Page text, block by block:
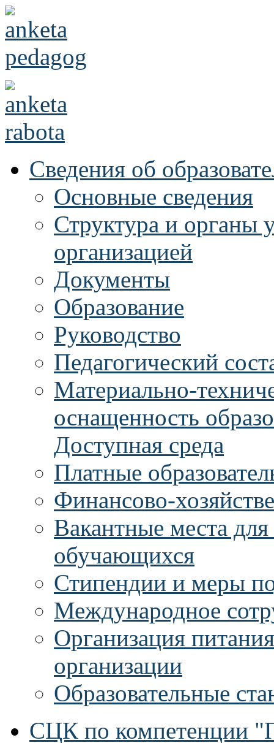
Сведения об
Основные сведения
Структура и органы
организацией
Документы
Образование
Руководство
Педагогический
Материально-
оснащенность
Доступная среда
Платные
Финансово-
Вакантные места
обучающихся
Стипендии и меры
Международное
Организация
организации
Образовательные
СЦК по компетенции